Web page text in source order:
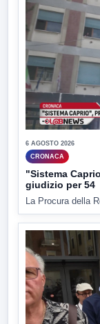
6 AGOSTO 2026
CRONACA
"Sistema
giudizio per 54
La Procura della